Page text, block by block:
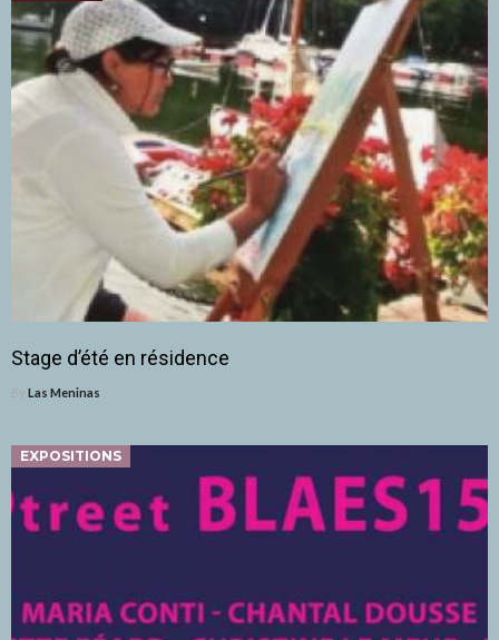
Stage d’été en résidence
By Las Meninas
EXPOSITIONS